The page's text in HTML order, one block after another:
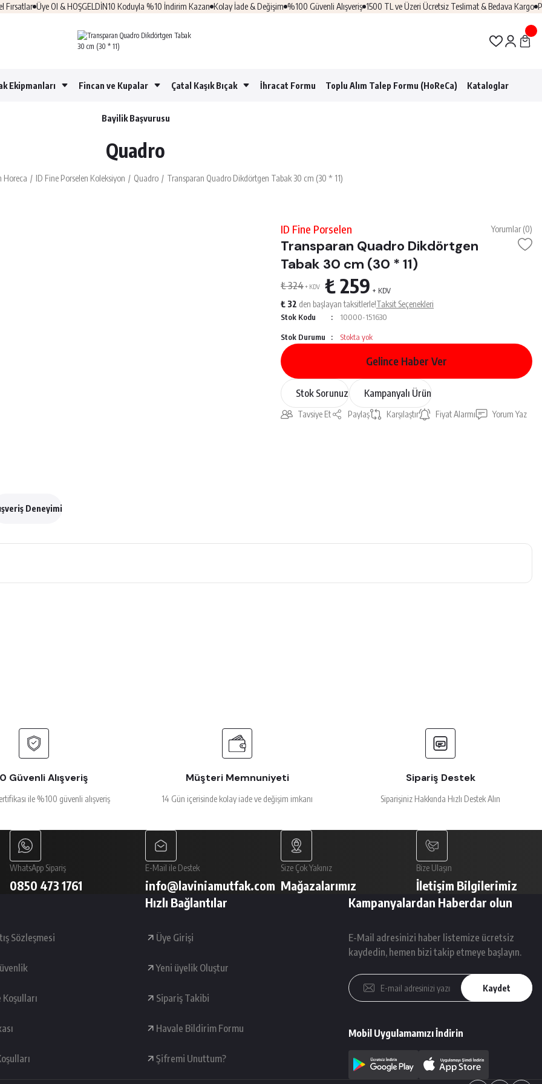
Üye Ol & HOŞGELDİN10 Koduyla %10 İndirim Kazan Kolay İade & Değişim %100 Güvenli Alışveriş 1500 TL ve Üzeri Ücretsiz Teslimat & Bedava Kargo
Ekipmanları Fincan ve Kupalar Çatal Kaşık Bıçak İhracat Formu Toplu Alım Talep Formu (HoReCa) Kataloglar
Bayilik Başvurusu
Quadro
Horeca ID Fine Porselen Koleksiyon Quadro Transparan Quadro Dikdörtgen Tabak 30 cm (30 * 11)
ID Fine Porselen Yorumlar (0)
Transparan Quadro Dikdörtgen
Tabak 30 cm (30 * 11)
₺ 324+ KDV ₺ 259 + KDV
₺ 32 den başlayan taksitlerle!Taksit Seçenekleri
Stok Kodu 10000-151630
Stok Durumu Stokta yok
Gelince Haber Ver
Stok Sorunuz Kampanyalı Ürün
Tavsiye Et Paylaş Karşılaştır Fiyat Alarmı Yorum Yaz
Deneyimi
Güvenli Alışveriş
ile %100 güvenli alışveriş
Müşteri Memnuniyeti
14 Gün içerisinde kolay iade ve değişim imkanı
Sipariş Destek
Siparişiniz Hakkında Hızlı Destek Alın
WhatsApp Sipariş
0850 473 1761
E-Mail ile Destek
info@laviniamutfak.com
Size Çok Yakınız
Mağazalarımız
Bize Ulaşın
İletişim Bilgilerimiz
Sözleşmesi
Hızlı Bağlantılar
Üye Girişi
Yeni üyelik Oluştur
Sipariş Takibi
Havale Bildirim Formu
Şifremi Unuttum?
Kampanyalardan Haberdar olun
E-Mail adresinizi haber listemize ücretsiz
kaydedin, hemen bizi takip etmeye başlayın.
Kaydet
Mobil Uygulamamızı İndirin